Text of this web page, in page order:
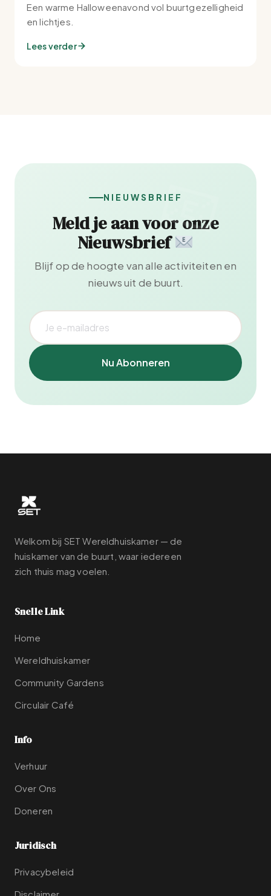
Een warme Halloweenavond vol buurtgezelligheid
en lichtjes.
Lees verder
NIEUWSBRIEF
Meld je aan voor onze
Nieuwsbrief
Blijf op de hoogte van alle activiteiten en
nieuws uit de buurt.
Nu Abonneren
Welkom bij SET Wereldhuiskamer — de
huiskamer van de buurt, waar iedereen
zich thuis mag voelen.
Snelle Link
Home
Wereldhuiskamer
Community Gardens
Circulair Café
Info
Verhuur
Over Ons
Doneren
Juridisch
Privacybeleid